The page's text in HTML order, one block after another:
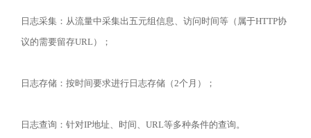
日志采集：从流量中采集出五元组信息、访问时间等（属于HTTP协
议的需要留存URL）；
日志存储：按时间要求进行日志存储（2个月）；
日志查询：针对IP地址、时间、URL等多种条件的查询。